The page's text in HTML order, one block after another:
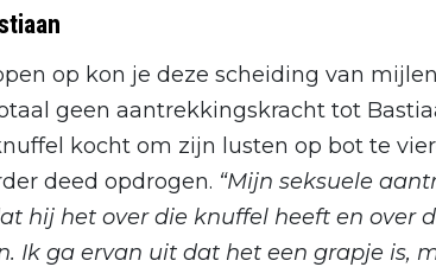
op kon je deze scheiding van
geen aantrekkingskracht tot
kocht om zijn lusten op bot te
deed opdrogen. “Mijn seksuele
hij het over die knuffel heeft en over
Ik ga ervan uit dat het een grapje is,